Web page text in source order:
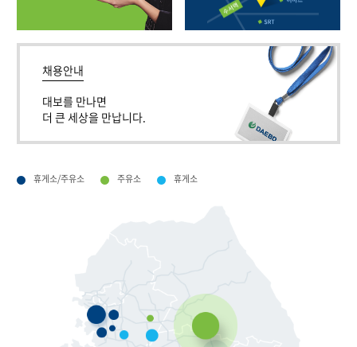
채용안내
대보를 만나면
더 큰 세상을 만납니다.
휴게소/주유소 주유소 휴게소